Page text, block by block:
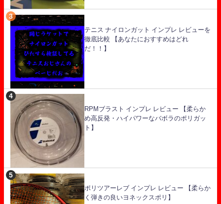
テニス ナイロンガット インプレ レビューを
徹底比較 【あなたにおすすめはどれ
だ！！】
RPMブラスト インプレ レビュー 【柔らか
め高反発・ハイパワーなバボラのポリガッ
ト】
ポリツアーレブ インプレ レビュー 【柔らか
く弾きの良いヨネックスポリ】